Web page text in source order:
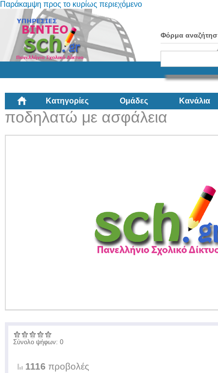
Παράκαμψη προς το κυρίως περιεχόμενο
Φόρμα
Κατηγορίες Ομάδες Κανάλια
ποδηλατώ με ασφάλεια
Σύνολο ψήφων: 0
1116 προβολές